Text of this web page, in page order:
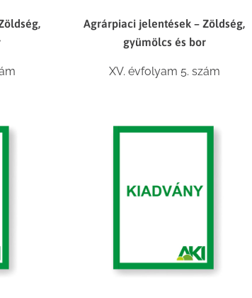
Agrárpiaci jelentések – Zöldség,
gyümölcs és bor
XV. évfolyam 5. szám